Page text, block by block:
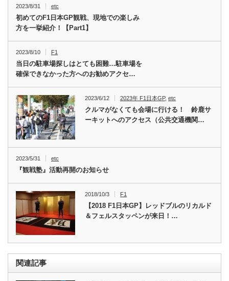
2023/8/31 etc
初めてのF1日本GP観戦、現地での楽しみ
方を一挙紹介！【Part1】
2023/8/10 F1
当日の駐車場探しはとても困難…駐車場を
確保できなかった方へのお勧めアクセ…
2023/6/12 2023年 F1日本GP,etc
クルマがなくても会場に行ける！ 鈴鹿サ
ーキットへのアクセス（公共交通機関…
2023/5/31 etc
『観戦塾』活動再開のお知らせ
2018/10/3 F1
【2018 F1日本GP】レッドブルのリカルド
＆フェルスタッペンが来日！…
関連記事